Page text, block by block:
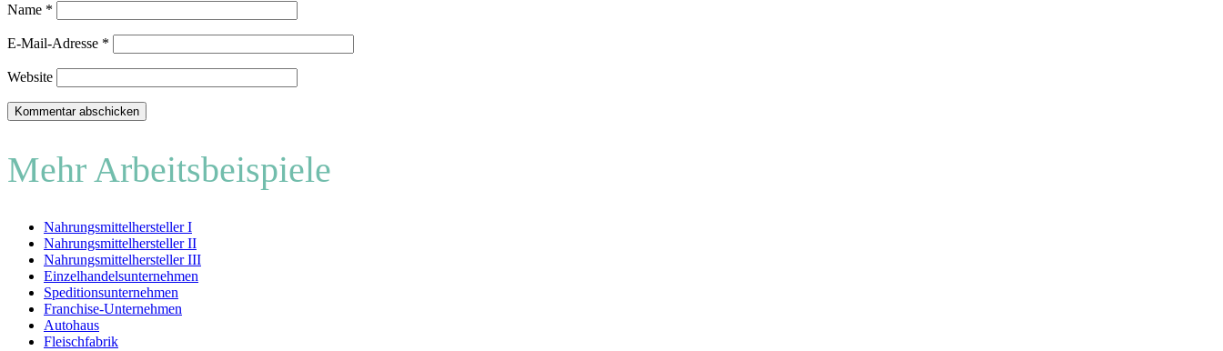
Name *
E-Mail-Adresse *
Website
Mehr Arbeitsbeispiele
Nahrungsmittelhersteller I
Nahrungsmittelhersteller II
Nahrungsmittelhersteller III
Einzelhandelsunternehmen
Speditionsunternehmen
Franchise-Unternehmen
Autohaus
Fleischfabrik